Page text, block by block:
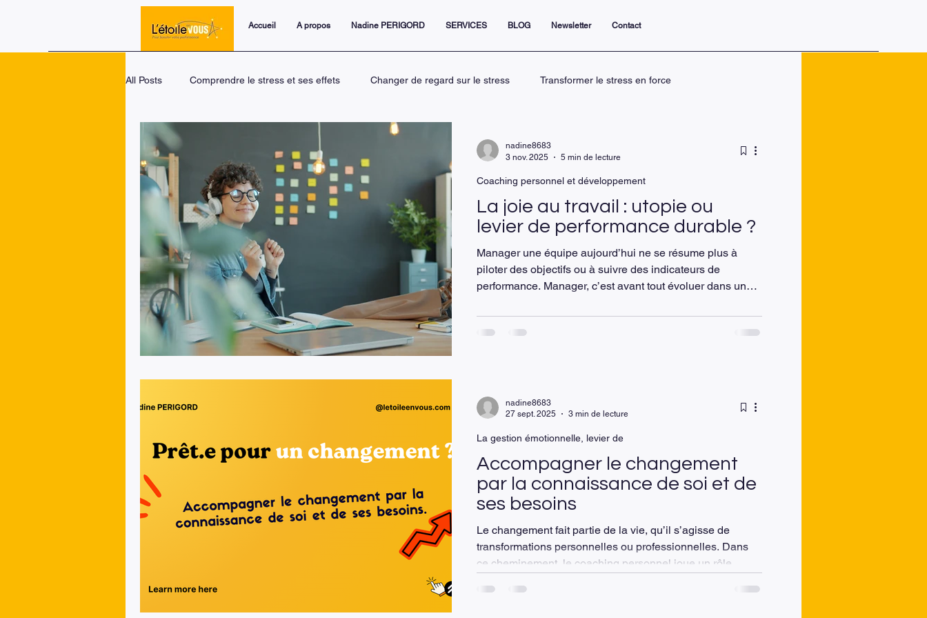
Accueil A propos Nadine PERIGORD SERVICES BLOG Newsletter Contact
All Posts Comprendre le stress et ses effets Changer de regard sur le stress Transformer le stress en force
Trois piliers pour transformer le s Le rôle du coaching dans la gestion
Le changement : une dynamique unive Connaissance de soi et leadership p La gestion émotionnelle, levier de
Coaching personnel et développement management sans s'épuiser
La joie au travail : utopie ou
levier de performance durable ?
Manager une équipe aujourd’hui ne se résume plus à
piloter des objectifs ou à suivre des indicateurs de
performance. Manager, c’est avant tout évoluer dans un
tensions, d’émotions et parfois de fatigue silencieuse.
Beaucoup de managers et de dirigeants que
Coaching personnel et développement
nadine8683
3 nov. 2025
5 min de lecture
Accompagner le changement
par la connaissance de soi et de
ses besoins
Le changement fait partie de la vie, qu’il s’agisse de
transformations personnelles ou professionnelles. Dans
ce cheminement, le coaching personnel joue un rôle
changement durable ne se décrète pas : il se vit de
La gestion émotionnelle, levier de
nadine8683
27 sept. 2025
3 min de lecture